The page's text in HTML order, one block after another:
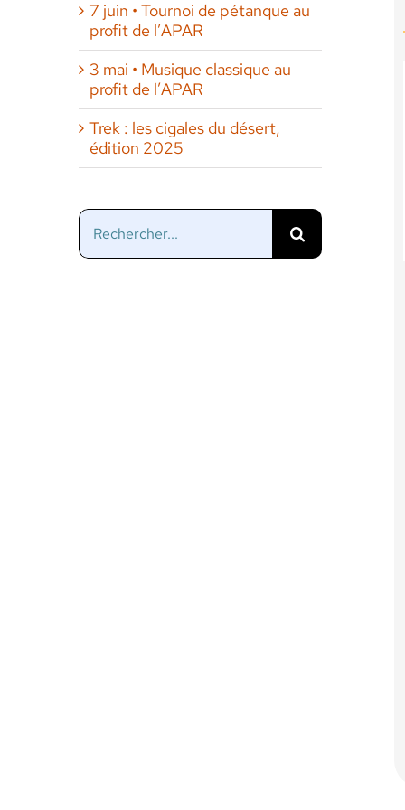
7 juin • Tournoi de pétanque au
profit de l’APAR
3 mai • Musique classique au
profit de l’APAR
Trek : les cigales du désert,
édition 2025
Rechercher: